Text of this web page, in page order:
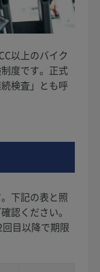
以上のバイク
度です。正式
検査」とも呼
下記の表と照
認ください。
目以降で期限